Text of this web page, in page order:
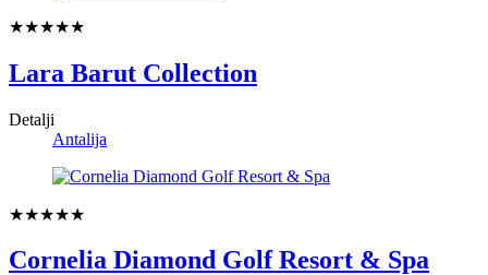
★★★★★
Lara Barut Collection
Detalji
Antalija
★★★★★
Cornelia Diamond Golf Resort & Spa